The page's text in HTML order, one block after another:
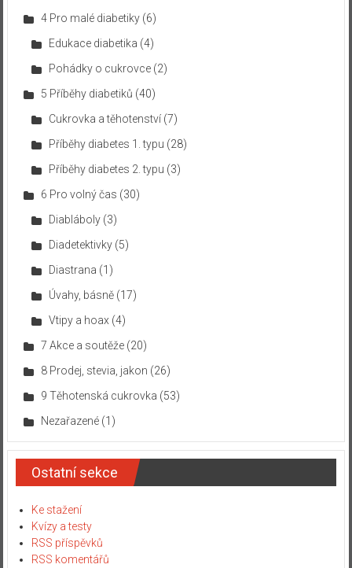
4 Pro malé diabetiky(6)
Edukace diabetika (4)
Pohádky o cukrovce(2)
5 Příběhy diabetiků (40)
Cukrovka a těhotenství(7)
Příběhy diabetes 1. typu (28)
Příběhy diabetes 2. typu (3)
6 Pro volný čas (30)
Diabláboly(3)
Diadetektivky(5)
Diastrana (1)
Úvahy, básně(17)
Vtipy a hoax (4)
7 Akce a soutěže(20)
8 Prodej, stevia, jakon (26)
9 Těhotenská cukrovka (53)
Nezařazené(1)
Ostatní sekce
Ke stažení
Kvízy a testy
RSS příspěvků
RSS komentářů